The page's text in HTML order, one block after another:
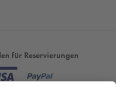
für Reservierungen